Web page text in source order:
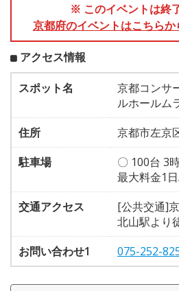
※ このイベントは終
京都府のイベントはこちらか
アクセス情報
スポット名
京都コンサ
ルホールム
住所
京都市左京
駐車場
〇 100台 3
最大料金1
交通アクセス
[公共交通]
北山駅より
お問い合わせ1
075-252-